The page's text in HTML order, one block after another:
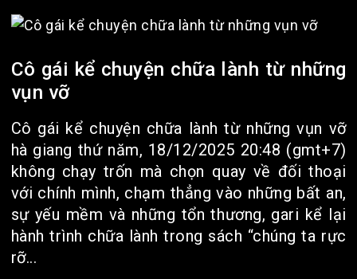
Cô gái kể chuyện chữa lành từ những
vụn vỡ
Cô gái kể chuyện chữa lành từ những vụn vỡ
hà giang thứ năm, 18/12/2025 20:48 (gmt+7)
không chạy trốn mà chọn quay về đối thoại
với chính mình, chạm thẳng vào những bất an,
sự yếu mềm và những tổn thương, gari kể lại
hành trình chữa lành trong sách “chúng ta rực
rỡ...